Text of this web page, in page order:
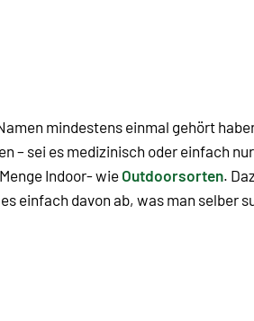
mindestens einmal gehört
– sei es medizinisch oder einfach
Indoor- wie Outdoorsorten.
einfach davon ab, was man selber